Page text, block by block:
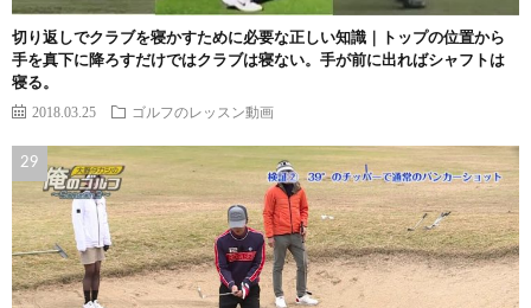
切り返しでクラブを寝かすために必要な正しい知識｜トップの位置から
手を真下に降ろすだけではクラブは寝ない。手が前に出ればシャフトは
寝る。
2018.03.25 ゴルフのレッスン動画